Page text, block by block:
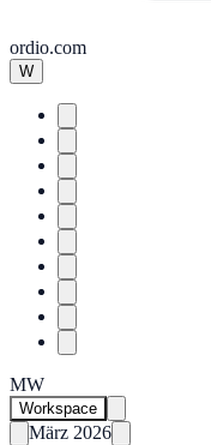
ordio.com
W
MW
Workspace
März 2026